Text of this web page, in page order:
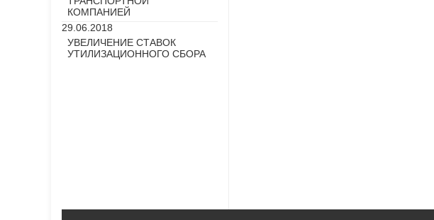
КОМПАНИЕЙ
29.06.2018
УВЕЛИЧЕНИЕ СТАВОК
УТИЛИЗАЦИОННОГО СБОРА